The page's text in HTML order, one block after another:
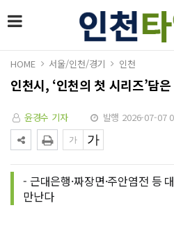
HOME 서울/인천/경기 인천
인천시, ‘인천의 첫 시리즈’담
윤경수 기자 발행 2026-07-07
- 근대은행·짜장면·주안염전 등
만난다